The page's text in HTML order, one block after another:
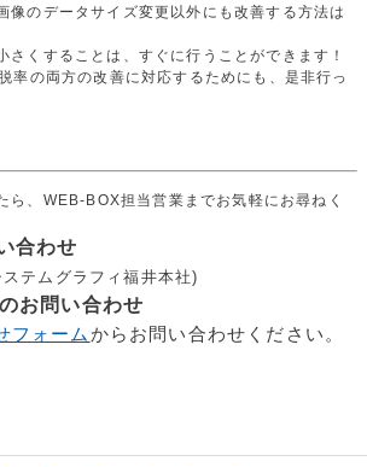
像のデータサイズ変更以外にも改善する方法は
さくすることは、すぐに行うことができます！
率の両方の改善に対応するためにも、是非行っ
ら、WEB-BOX担当営業までお気軽にお尋ねく
合わせ
ステムグラフィ福井本社)
お問い合わせ
フォーム からお問い合わせください。